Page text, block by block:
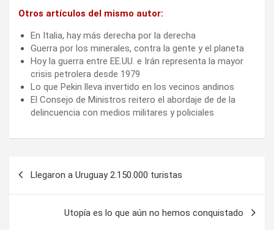
Otros artículos del mismo autor:
En Italia, hay más derecha por la derecha
Guerra por los minerales, contra la gente y el planeta
Hoy la guerra entre EE.UU. e Irán representa la mayor
crisis petrolera desde 1979
Lo que Pekin lleva invertido en los vecinos andinos
El Consejo de Ministros reitero el abordaje de de la
delincuencia con medios militares y policiales
entradas
Llegaron a Uruguay 2.150.000 turistas
Utopía es lo que aún no hemos conquistado